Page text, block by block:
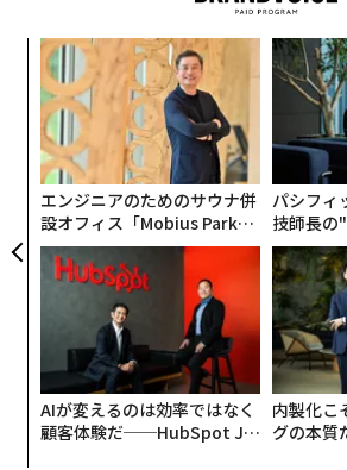
エンジニアのためのサウナ併
設オフィス「Mobius Park」
がオープン──タマディック
が健康経営を徹底する理由
パシフィ
技師長の
無力感を
防災一筋
AIが変えるのは効率ではなく
顧客体験だ──HubSpot Ja
内製化こ
グの本